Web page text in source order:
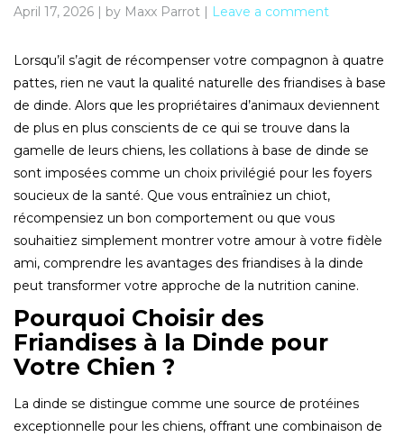
April 17, 2026 | by Maxx Parrot | Leave a comment
Lorsqu’il s’agit de récompenser votre compagnon à quatre
pattes, rien ne vaut la qualité naturelle des friandises à base
de dinde. Alors que les propriétaires d’animaux deviennent
de plus en plus conscients de ce qui se trouve dans la
gamelle de leurs chiens, les collations à base de dinde se
sont imposées comme un choix privilégié pour les foyers
soucieux de la santé. Que vous entraîniez un chiot,
récompensiez un bon comportement ou que vous
souhaitiez simplement montrer votre amour à votre fidèle
ami, comprendre les avantages des friandises à la dinde
peut transformer votre approche de la nutrition canine.
Pourquoi Choisir des
Friandises à la Dinde pour
Votre Chien ?
La dinde se distingue comme une source de protéines
exceptionnelle pour les chiens, offrant une combinaison de